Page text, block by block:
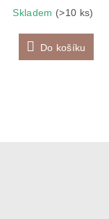
Skladem (>10 ks)
Do košíku